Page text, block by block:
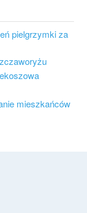
pielgrzymki za
mieszkańców